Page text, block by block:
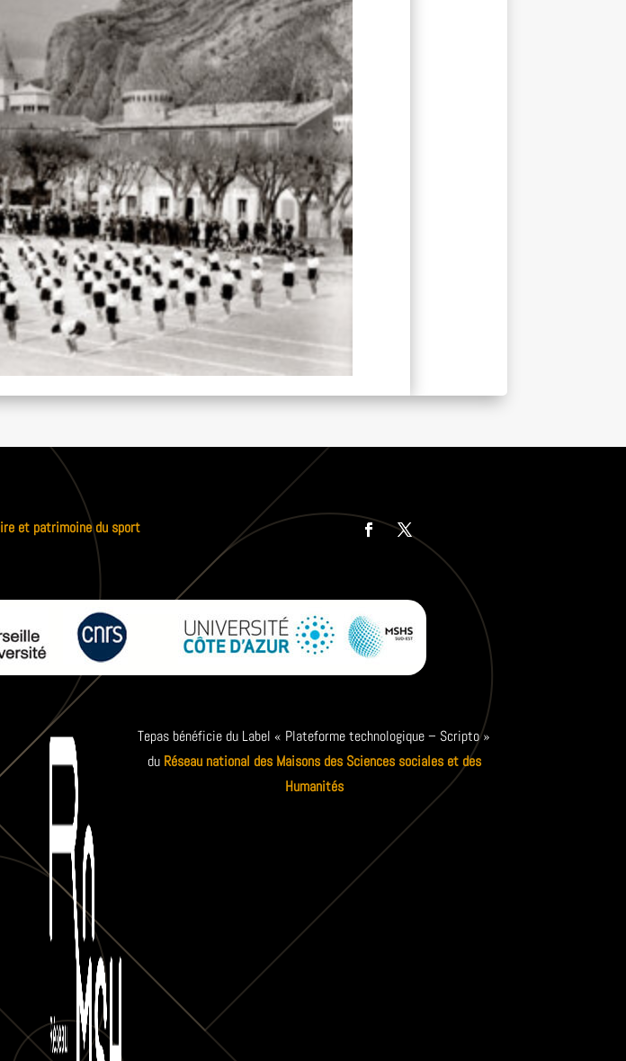
et patrimoine du sport
Tepas bénéficie du Label « Plateforme technologique – Scripto »
du Réseau national des Maisons des Sciences sociales et des
Humanités